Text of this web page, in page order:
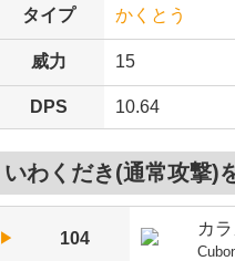
タイプ かくとう
威力 15
DPS 10.64
いわくだき(通常攻撃)
▶︎ 104
カ